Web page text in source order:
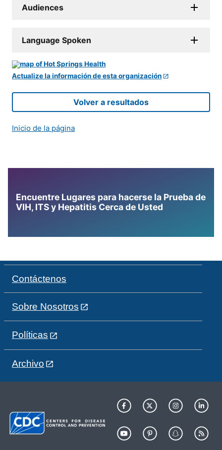
Audiences
Language Spoken
Actualize la información de esta organización
Volver a resultados
Inicio de la página
Encuentre Lugares para hacerse la Prueba de
VIH, ITS y Hepatitis Cerca de Usted
Contáctenos
Sobre Nosotros
Políticas
Archivo